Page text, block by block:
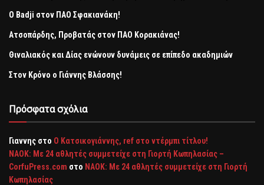
Ο Badji στον ΠΑΟ Σφακιανάκη!
Ατσοπάρδης, Προβατάς στον ΠΑΟ Κορακιάνας!
Θιναλιακός και Δίας ενώνουν δυνάμεις σε επίπεδο ακαδημιών
Στον Κρόνο ο Γιάννης Βλάσσης!
Πρόσφατα σχόλια
Γιαννης στο Ο Κατσικογιάννης, ref στο ντέρμπι τίτλου!
ΝΑΟΚ: Με 24 αθλητές συμμετείχε στη Γιορτή Κωπηλασίας –
CorfuPress.com στο ΝΑΟΚ: Με 24 αθλητές συμμετείχε στη Γιορτή
Κωπηλασίας